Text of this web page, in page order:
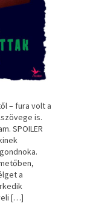
– fura volt a
is.
SPOILER
a
[…]